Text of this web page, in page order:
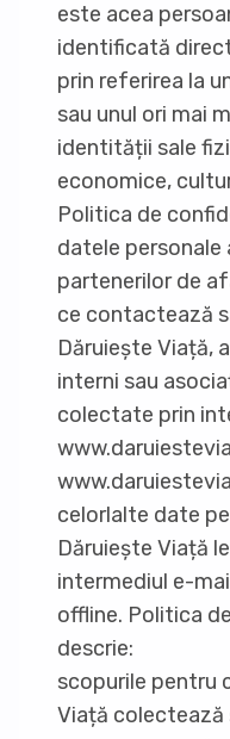
este acea
identificată
prin referirea la
sau unul ori mai
identității sale
economice,
Politica de
datele personale
partenerilor de
ce contactează
Dăruiește Viață,
interni sau
colectate prin
celorlalte date
Dăruiește Viață
intermediul e-
offline. Politica
descrie:
scopurile pentru
Viață colectează